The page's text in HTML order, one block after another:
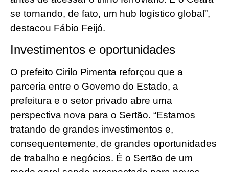
se tornando, de fato, um hub logístico global”,
destacou Fábio Feijó.
Investimentos e oportunidades
O prefeito Cirilo Pimenta reforçou que a
parceria entre o Governo do Estado, a
prefeitura e o setor privado abre uma
perspectiva nova para o Sertão. “Estamos
tratando de grandes investimentos e,
consequentemente, de grandes oportunidades
de trabalho e negócios. É o Sertão de um